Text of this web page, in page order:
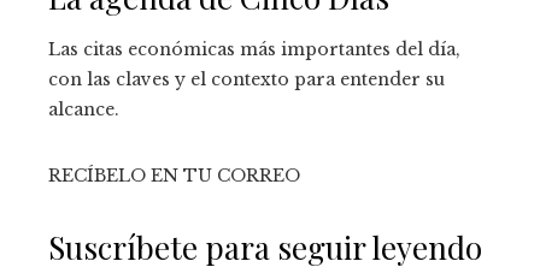
Las citas económicas más importantes del día,
con las claves y el contexto para entender su
alcance.
RECÍBELO EN TU CORREO
Suscríbete para seguir leyendo